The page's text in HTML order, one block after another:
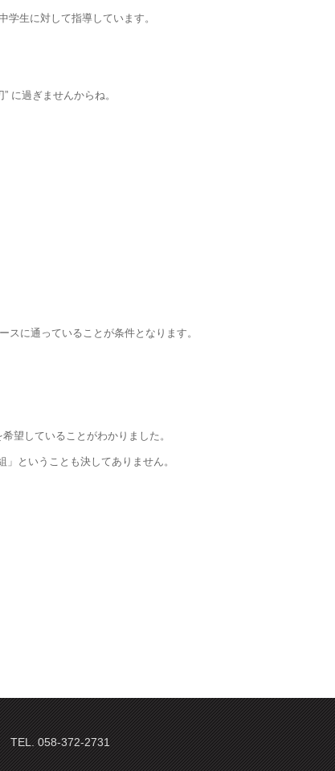
生に対して指導しています。
に過ぎませんからね。
に通っていることが条件となります。
望していることがわかりました。
ということも決してありません。
TEL. 058-372-2731